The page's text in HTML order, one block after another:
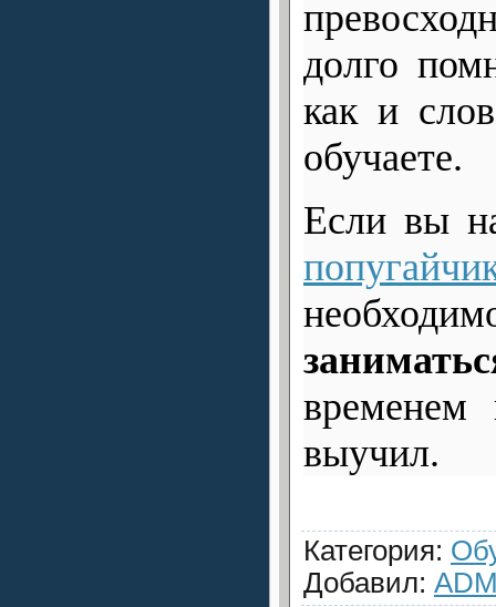
долго
как и
обучаете.
Если вы
выучил.
Категория:
Добавил: